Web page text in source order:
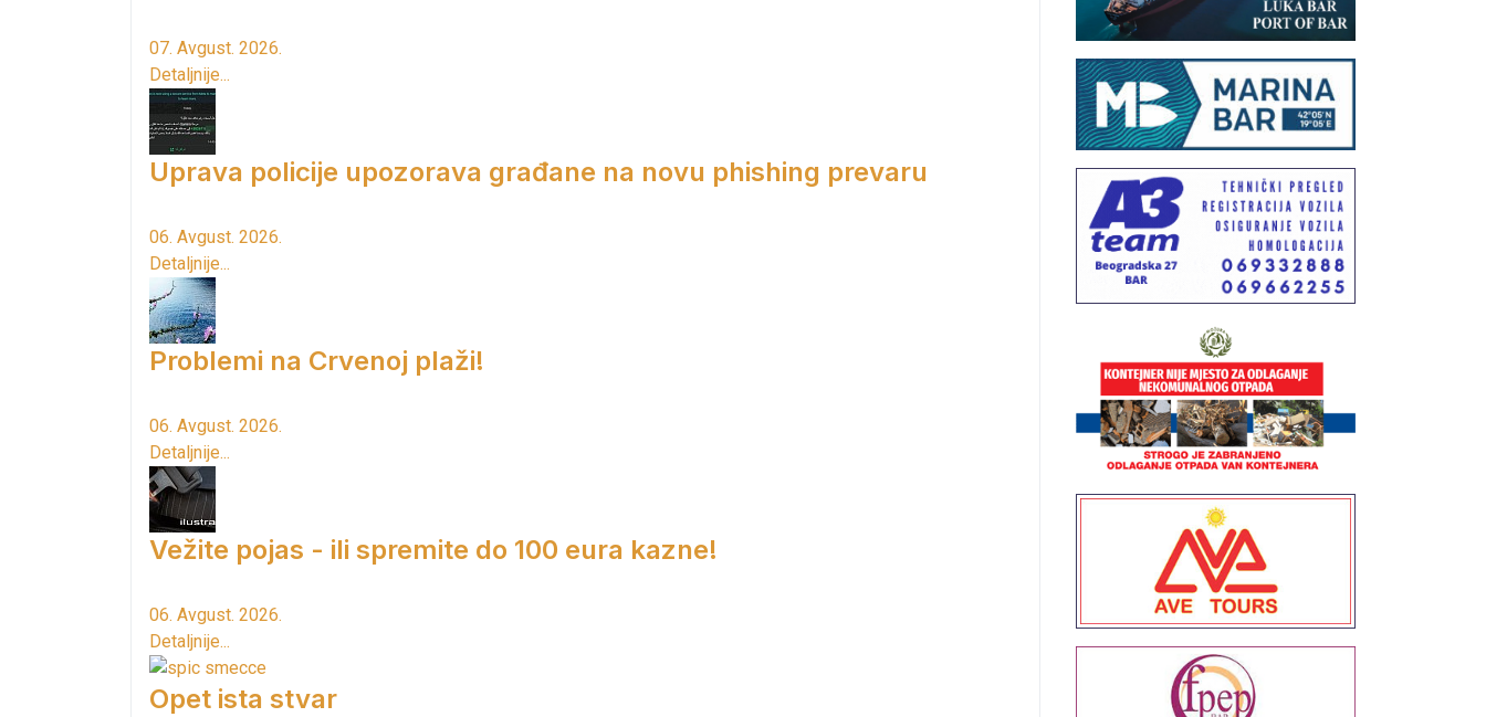
07. Avgust. 2026.
Detaljnije...
Uprava policije upozorava građane na novu phishing prevaru
06. Avgust. 2026.
Detaljnije...
Problemi na Crvenoj plaži!
06. Avgust. 2026.
Detaljnije...
Vežite pojas - ili spremite do 100 eura kazne!
06. Avgust. 2026.
Detaljnije...
Opet ista stvar